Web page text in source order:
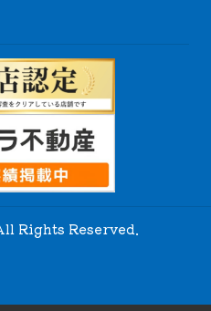
Rights Reserved.